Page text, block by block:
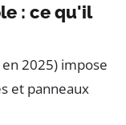
: ce qu'il
2025) impose
et panneaux